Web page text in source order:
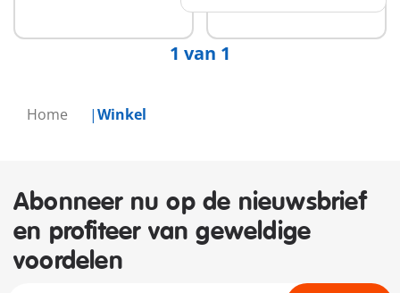
Home Winkel
1 van 1
Abonneer nu op de nieuwsbrief
en profiteer van geweldige
voordelen